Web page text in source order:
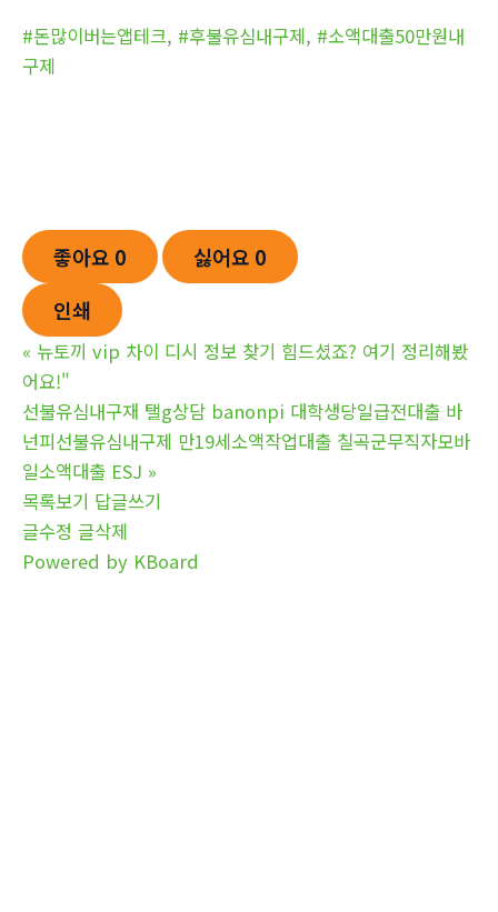
#돈많이버는앱테크, #후불유심내구제, #소액대출50만원내
구제
좋아요 0 싫어요 0
인쇄
« 뉴토끼 vip 차이 디시 정보 찾기 힘드셨죠? 여기 정리해봤
어요!"
선불유심내구재 탤g상담 banonpi 대학생당일급전대출 바
넌피선불유심내구제 만19세소액작업대출 칠곡군무직자모바
일소액대출 ESJ »
목록보기 답글쓰기
글수정 글삭제
Powered by KBoard